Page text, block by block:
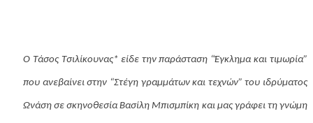
Ο Τάσος Τσιλίκουνας* είδε την παράσταση “Έγκλημα και τιμωρία”
που ανεβαίνει στην “Στέγη γραμμάτων και τεχνών” του ιδρύματος
Ωνάση σε σκηνοθεσία Βασίλη Μπισμπίκη και μας γράφει τη γνώμη